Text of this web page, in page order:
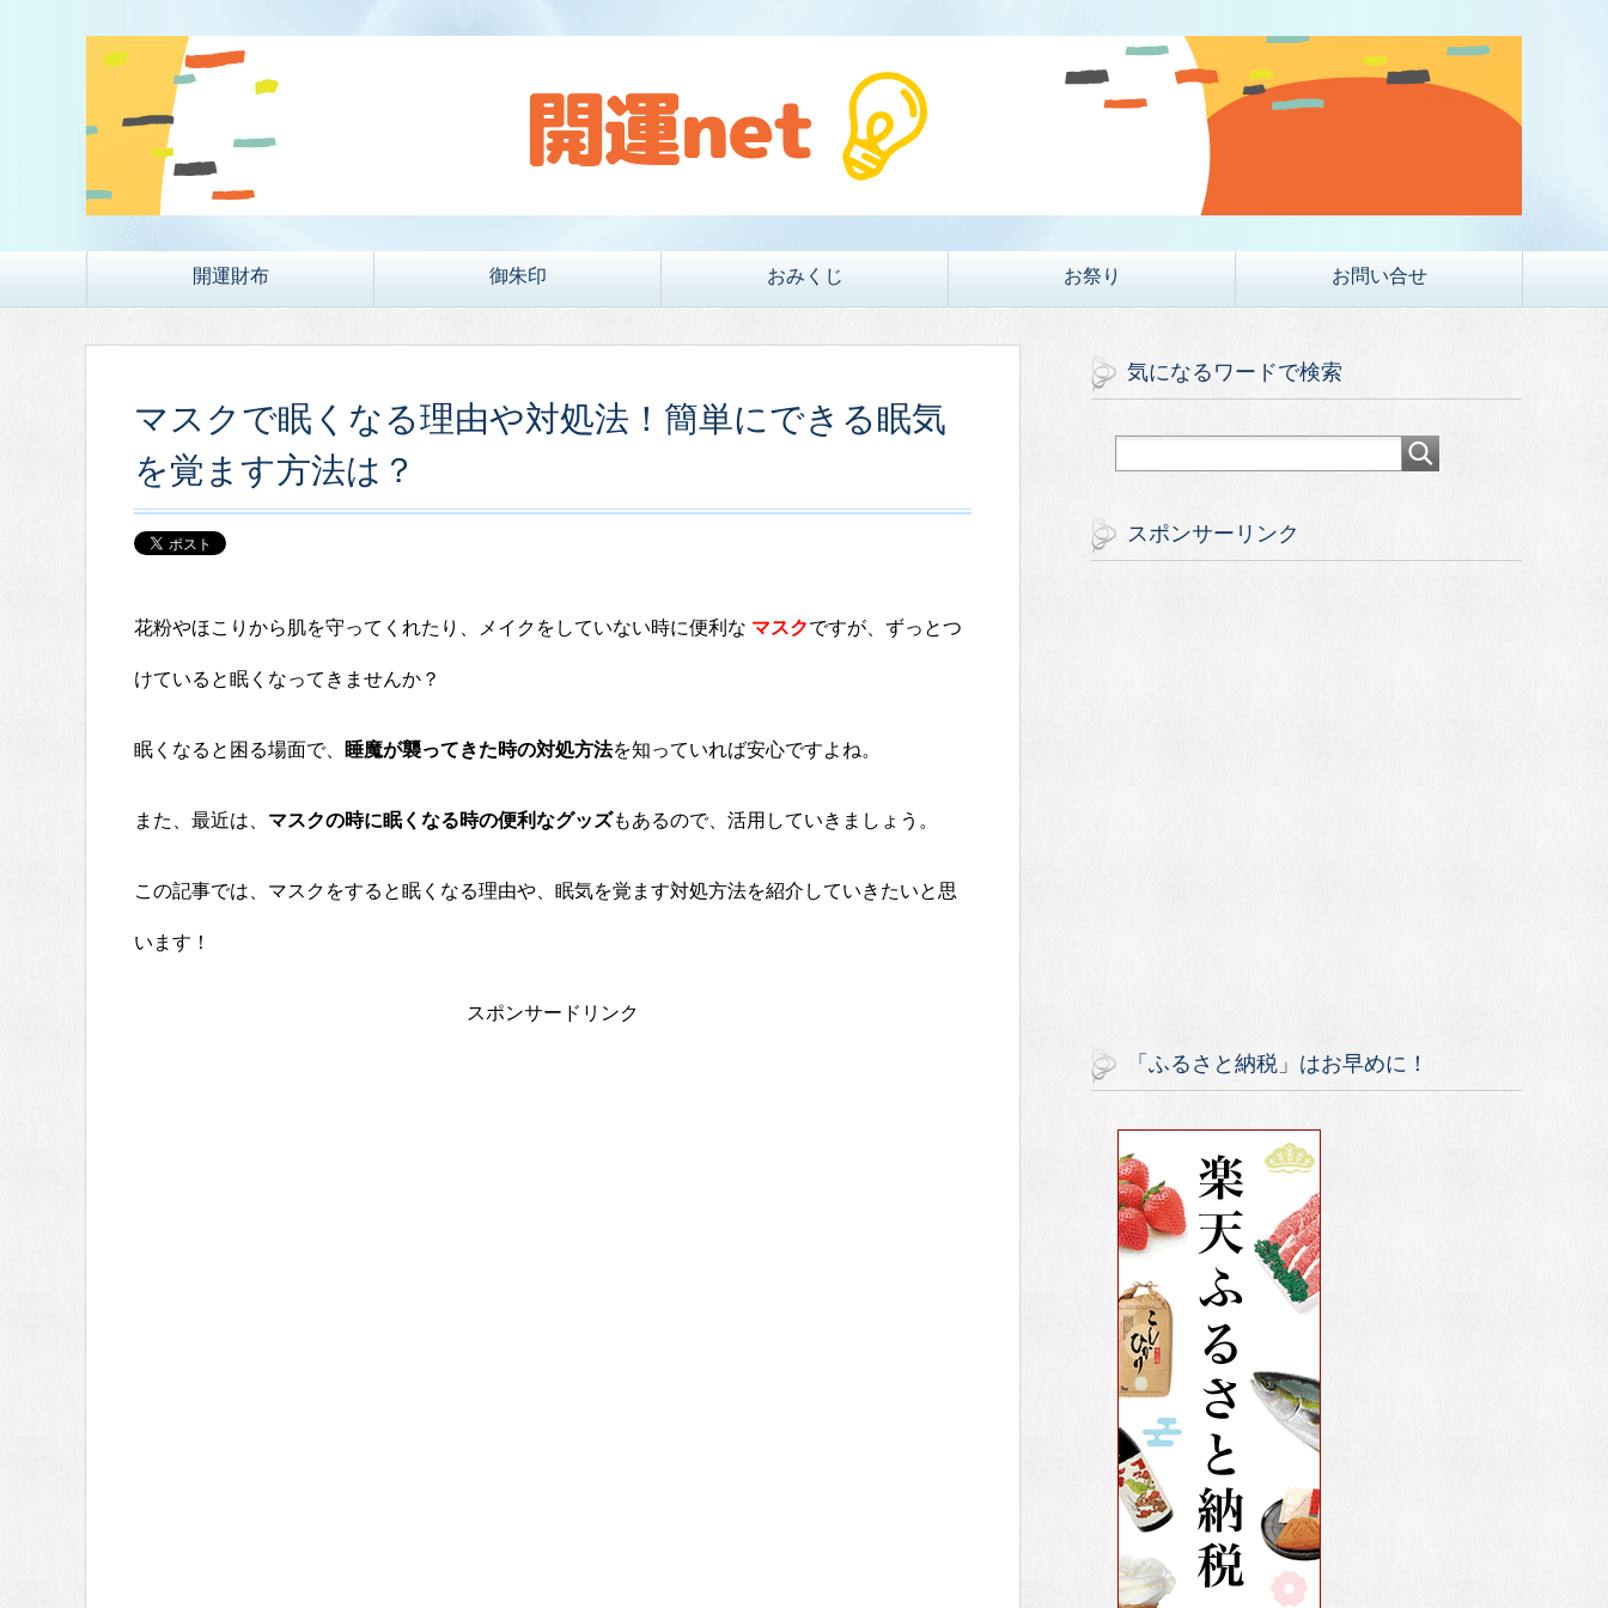
開運財布 御朱印 おみくじ お祭り お問い合せ
マスクで眠くなる理由や対処法！簡単にできる眠気
を覚ます方法は？
花粉やほこりから肌を守ってくれたり、メイクをしていない時に便利な マスクですが、ずっとつ
けていると眠くなってきませんか？
眠くなると困る場面で、 睡魔が襲ってきた時の対処方法を知っていれば安心ですよね。
また、最近は、 マスクの時に眠くなる時の便利なグッズもあるので、活用していきましょう。
この記事では、マスクをすると眠くなる理由や、眠気を覚ます対処方法を紹介していきたいと思
います！
スポンサードリンク
気になるワードで検索
スポンサーリンク
「ふるさと納税」はお早めに！